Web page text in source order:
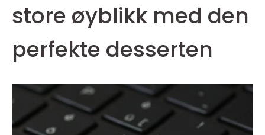
store øyblikk med den
perfekte desserten